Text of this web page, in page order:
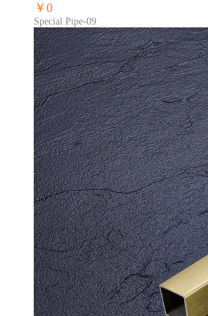
￥0
Special Pipe-09